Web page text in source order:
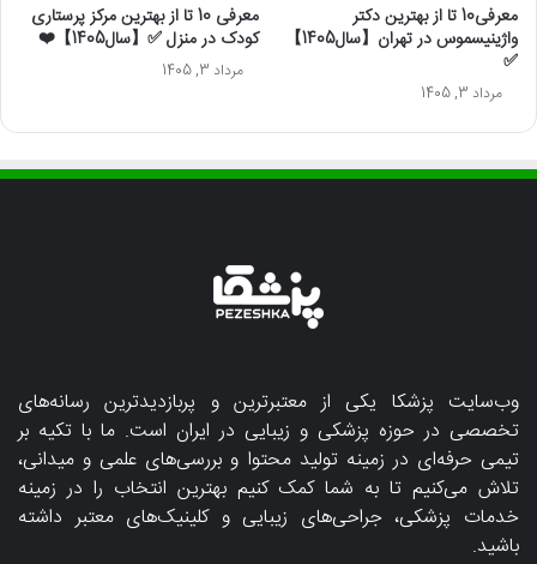
معرفی10 تا از بهترین دکتر
واژینیسموس در تهران【سال1405】
✅
مرداد 3, 1405
معرفی 10 تا از بهترین مرکز پرستاری
کودک در منزل ✅【سال1405】❤️
مرداد 3, 1405
وب‌سایت پزشکا یکی از معتبرترین و پربازدیدترین رسانه‌های
تخصصی در حوزه پزشکی و زیبایی در ایران است. ما با تکیه بر
تیمی حرفه‌ای در زمینه تولید محتوا و بررسی‌های علمی و میدانی،
تلاش می‌کنیم تا به شما کمک کنیم بهترین انتخاب را در زمینه
خدمات پزشکی، جراحی‌های زیبایی و کلینیک‌های معتبر داشته
باشید.